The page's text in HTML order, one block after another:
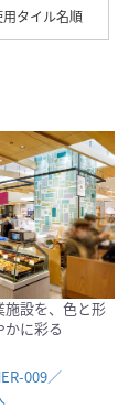
用タイル名順
施設を、色と形
に彩る
009／